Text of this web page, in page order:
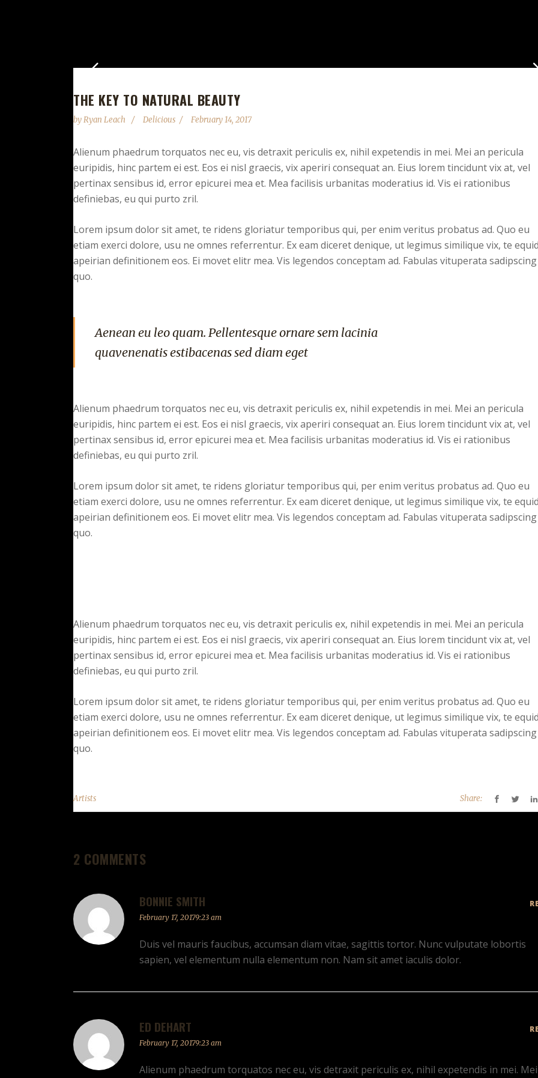
THE KEY TO NATURAL BEAUTY
byRyan Leach Delicious February 14, 2017
Alienum phaedrum torquatos nec eu, vis detraxit periculis ex, nihil expetendis in mei. Mei an pericula
euripidis, hinc partem ei est. Eos ei nisl graecis, vix aperiri consequat an. Eius lorem tincidunt vix at, vel
pertinax sensibus id, error epicurei mea et. Mea facilisis urbanitas moderatius id. Vis ei rationibus
definiebas, eu qui purto zril.
Lorem ipsum dolor sit amet, te ridens gloriatur temporibus qui, per enim veritus probatus ad. Quo eu
etiam exerci dolore, usu ne omnes referrentur. Ex eam diceret denique, ut legimus similique vix, te
apeirian definitionem eos. Ei movet elitr mea. Vis legendos conceptam ad. Fabulas vituperata
quo.
Aenean eu leo quam. Pellentesque ornare sem lacinia
quavenenatis estibacenas sed diam eget
Alienum phaedrum torquatos nec eu, vis detraxit periculis ex, nihil expetendis in mei. Mei an pericula
euripidis, hinc partem ei est. Eos ei nisl graecis, vix aperiri consequat an. Eius lorem tincidunt vix at, vel
pertinax sensibus id, error epicurei mea et. Mea facilisis urbanitas moderatius id. Vis ei rationibus
definiebas, eu qui purto zril.
Lorem ipsum dolor sit amet, te ridens gloriatur temporibus qui, per enim veritus probatus ad. Quo eu
etiam exerci dolore, usu ne omnes referrentur. Ex eam diceret denique, ut legimus similique vix, te
apeirian definitionem eos. Ei movet elitr mea. Vis legendos conceptam ad. Fabulas vituperata
quo.
Alienum phaedrum torquatos nec eu, vis detraxit periculis ex, nihil expetendis in mei. Mei an pericula
euripidis, hinc partem ei est. Eos ei nisl graecis, vix aperiri consequat an. Eius lorem tincidunt vix at, vel
pertinax sensibus id, error epicurei mea et. Mea facilisis urbanitas moderatius id. Vis ei rationibus
definiebas, eu qui purto zril.
Lorem ipsum dolor sit amet, te ridens gloriatur temporibus qui, per enim veritus probatus ad. Quo eu
etiam exerci dolore, usu ne omnes referrentur. Ex eam diceret denique, ut legimus similique vix, te
apeirian definitionem eos. Ei movet elitr mea. Vis legendos conceptam ad. Fabulas vituperata
quo.
Artists Share:
2 COMMENTS
BONNIE SMITH
February 17, 20179:23 am
Duis vel mauris faucibus, accumsan diam vitae, sagittis tortor. Nunc vulputate lobortis
sapien, vel elementum nulla elementum non. Nam sit amet iaculis dolor.
ED DEHART
February 17, 20179:23 am
Alienum phaedrum torquatos nec eu, vis detraxit periculis ex, nihil expetendis in mei.